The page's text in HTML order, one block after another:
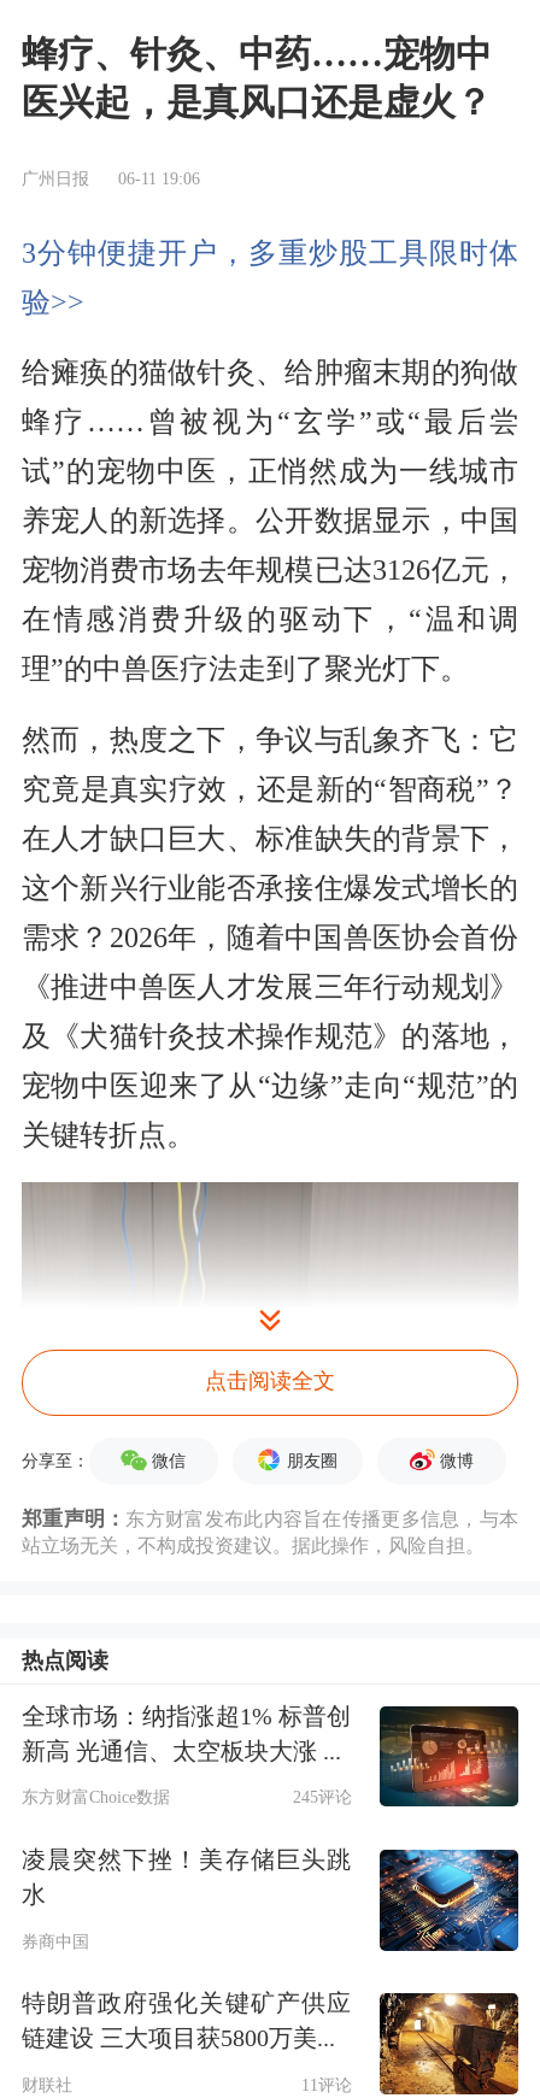
蜂疗、针灸、中药……宠物中
医兴起，是真风口还是虚火？
广州日报 06-11 19:06
3分钟便捷开户，多重炒股工具限时体
验>>
给瘫痪的猫做针灸、给肿瘤末期的狗做
蜂疗……曾被视为“玄学”或“最后尝
试”的宠物中医，正悄然成为一线城市
养宠人的新选择。公开数据显示，中国
宠物消费市场去年规模已达3126亿元，
在情感消费升级的驱动下，“温和调
理”的中兽医疗法走到了聚光灯下。
然而，热度之下，争议与乱象齐飞：它
究竟是真实疗效，还是新的“智商税”？
在人才缺口巨大、标准缺失的背景下，
这个新兴行业能否承接住爆发式增长的
需求？2026年，随着中国兽医协会首份
《推进中兽医人才发展三年行动规划》
及《犬猫针灸技术操作规范》的落地，
宠物中医迎来了从“边缘”走向“规范”的
关键转折点。
小狗做针灸。
现象：中医治疗是否能帮助宠物？
在广州天河区一家以中兽医为特色的宠
里，17岁的白色泰迪犬卡卡正在
点击阅读全文
分享至： 微信 朋友圈 微博
郑重声明： 东方财富发布此内容旨在传播更多信息，与本
站立场无关，不构成投资建议。据此操作，风险自担。
热点阅读
全球市场：纳指涨超1% 标普创
新高 光通信、太空板块大涨 ...
东方财富Choice数据 245评论
凌晨突然下挫！美存储巨头跳
水
券商中国
特朗普政府强化关键矿产供应
链建设 三大项目获5800万美...
财联社 11评论